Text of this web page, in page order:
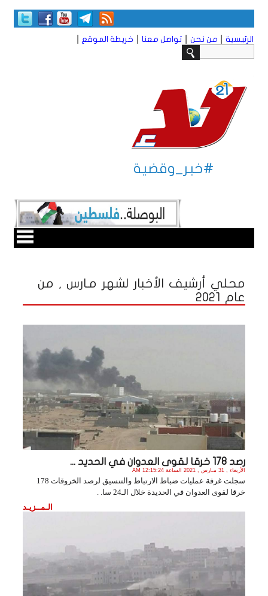
الرئيسية من نحن تواصل معنا خريطة الموقع
#خبر_وقضية
محلي أرشيف الأخبار لشهر مـارس , من
عام 2021
رصد 178 خرقا لقوى العدوان في الحديد ...
الأربعاء , 31 مـارس , 2021 الساعة 12:15:24 AM
سجلت غرفة عمليات ضباط الارتباط والتنسيق لرصد الخروقات 178
خرقا لقوى العدوان في الحديدة خلال الـ24 سا. .
الـمــزيـد